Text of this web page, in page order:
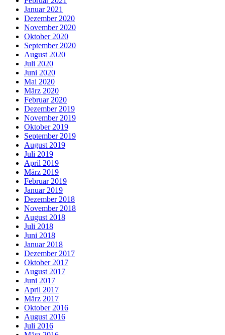
Januar 2021
Dezember 2020
November 2020
Oktober 2020
September 2020
August 2020
Juli 2020
Juni 2020
Mai 2020
März 2020
Februar 2020
Dezember 2019
November 2019
Oktober 2019
September 2019
August 2019
Juli 2019
April 2019
März 2019
Februar 2019
Januar 2019
Dezember 2018
November 2018
August 2018
Juli 2018
Juni 2018
Januar 2018
Dezember 2017
Oktober 2017
August 2017
Juni 2017
April 2017
März 2017
Oktober 2016
August 2016
Juli 2016